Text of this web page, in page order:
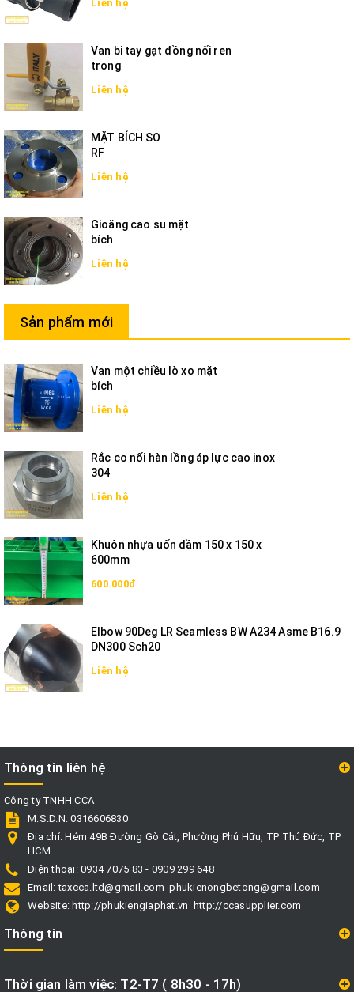
Liên hệ
Van bi tay gạt đồng nối ren
trong
Liên hệ
MẶT BÍCH SO
RF
Liên hệ
Gioăng cao su mặt
bích
Liên hệ
Sản phẩm mới
Van một chiều lò xo mặt
bích
Liên hệ
Rắc co nối hàn lồng áp lực cao inox
304
Liên hệ
Khuôn nhựa uốn dầm 150 x 150 x
600mm
600.000đ
Elbow 90Deg LR Seamless BW A234 Asme B16.9
DN300 Sch20
Liên hệ
Thông tin liên hệ
Công ty TNHH CCA
M.S.D.N: 0316606830
Địa chỉ:Hẻm 49B Đường Gò Cát, Phường Phú Hữu, TP Thủ Đức, TP
HCM
Điện thoại: 0934 7075 83 - 0909 299 648
Email:taxcca.ltd@gmail.com phukienongbetong@gmail.com
Website: http://phukiengiaphat.vn http://ccasupplier.com
Thông tin
Thời gian làm việc: T2-T7 ( 8h30 - 17h)